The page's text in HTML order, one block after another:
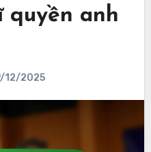
quyền anh
12/2025